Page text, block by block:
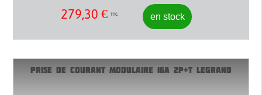
279,30 € TTC en stock
PRISE DE COURANT MODULAIRE 16A 2P+T LEGRAND